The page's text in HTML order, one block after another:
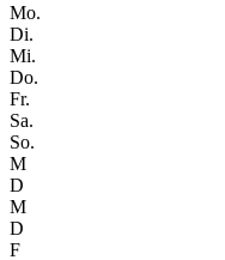
Mo.
Di.
Mi.
Do.
Fr.
Sa.
So.
M
D
M
D
F